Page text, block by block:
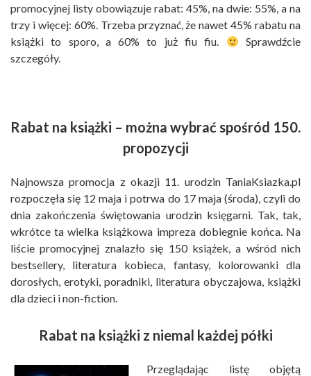
promocyjnej listy obowiązuje rabat: 45%, na dwie: 55%, a na
trzy i więcej: 60%. Trzeba przyznać, że nawet 45% rabatu na
książki to sporo, a 60% to już fiu fiu.
Sprawdźcie
szczegóły.
Rabat na książki – można wybrać spośród 150.
propozycji
Najnowsza promocja z okazji 11. urodzin TaniaKsiazka.pl
rozpoczęła się 12 maja i potrwa do 17 maja (środa), czyli do
dnia zakończenia świętowania urodzin księgarni. Tak, tak,
wkrótce ta wielka książkowa impreza dobiegnie końca. Na
liście promocyjnej znalazło się 150 książek, a wśród nich
bestsellery, literatura kobieca, fantasy, kolorowanki dla
dorosłych, erotyki, poradniki, literatura obyczajowa, książki
dla dzieci i non-fiction.
Rabat na książki z niemal każdej półki
Przeglądając listę objętą